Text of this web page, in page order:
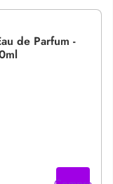
de Parfum -